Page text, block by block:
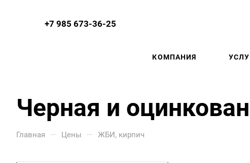
+7 985 673-36-25
КОМПАНИЯ
Черная и
Главная — Цены — ЖБИ, кирпич